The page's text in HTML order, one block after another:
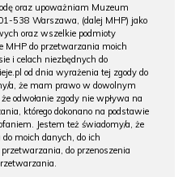
oraz upoważniam Muzeum
538 Warszawa, (dalej MHP) jako
oraz wszelkie podmioty
MHP do przetwarzania moich
i celach niezbędnych do
od dnia wyrażenia tej zgody do
a, że mam prawo w dowolnym
odwołanie zgody nie wpływa na
którego dokonano na podstawie
Jestem też świadomy/a, że
moich danych, do ich
do przenoszenia